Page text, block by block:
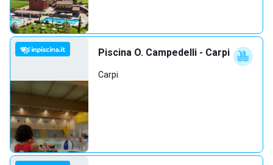
Piscina O. Campedelli - Carpi
Carpi